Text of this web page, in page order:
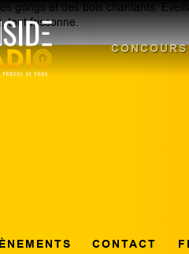
CONCOURS
et des bols chantants.
tout frissonne.
CONTACT